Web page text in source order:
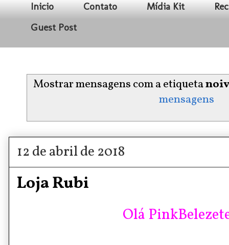
Inicio Contato Mídia Kit
Guest Post
Mostrar mensagens com a etiqueta
mensagens
12 de abril de 2018
Loja Rubi
Olá